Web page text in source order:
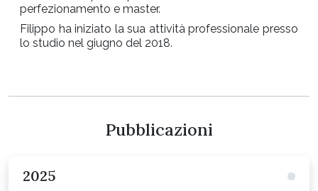
perfezionamento e master.
Filippo ha iniziato la sua attività professionale presso
lo studio nel giugno del 2018.
Pubblicazioni
2025